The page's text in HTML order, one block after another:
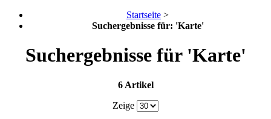
Startseite >
Suchergebnisse für: 'Karte'
Suchergebnisse für 'Karte'
6 Artikel
Zeige